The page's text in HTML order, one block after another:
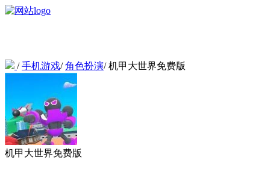
/手机游戏/角色扮演/机甲大世界免费版
机甲大世界免费版